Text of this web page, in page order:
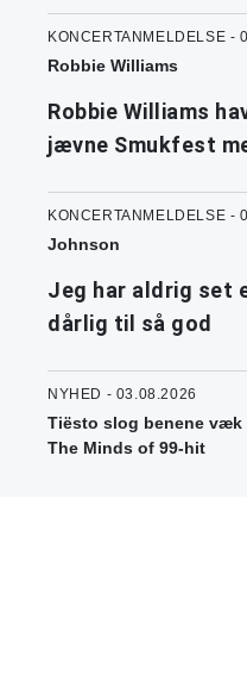
KONCERTANMELDELSE -
Robbie Williams
Robbie Williams
jævne Smukfest
KONCERTANMELDELSE -
Johnson
Jeg har aldrig set
dårlig til så god
NYHED - 03.08.2026
Tiësto slog benene væk
The Minds of 99-hit